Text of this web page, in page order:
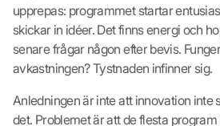
upprepas: programmet startar
skickar in idéer. Det finns energi och
senare frågar någon efter bevis.
avkastningen? Tystnaden infinner sig.
Anledningen är inte att innovation inte
det. Problemet är att de flesta